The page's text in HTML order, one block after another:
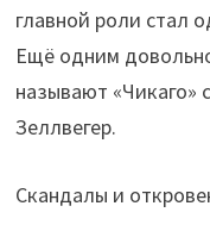
главной роли стал
Ещё одним
называют «Чикаго»
Зеллвегер.
Скандалы и